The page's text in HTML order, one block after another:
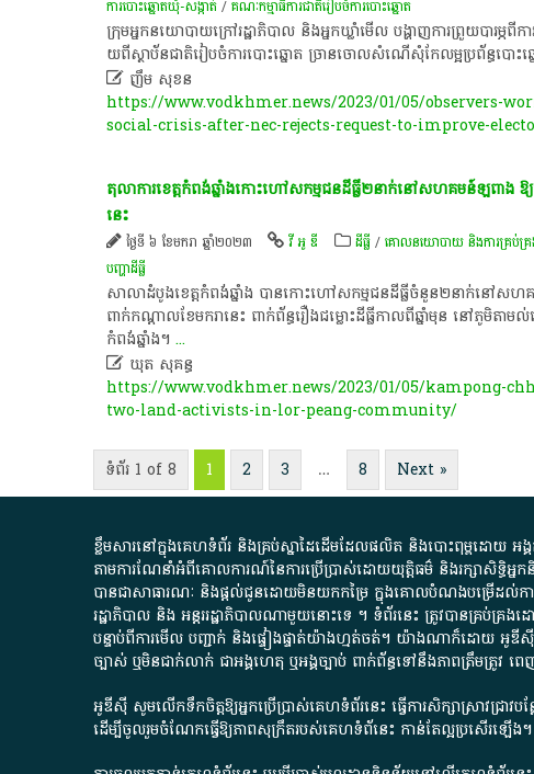
ការ​បោះ​ឆ្នោត​ឃុំ​-សង្កាត់/គណៈកម្មាធិការជាតិរៀបចំការបោះឆ្នោត
ក្រុម​អ្នក​ន​យោបា​យ​ក្រៅ​រដ្ឋា​ភិ​បា​ល​ ​និង​​អ្ន​ក​ឃ្លាំមើ​ល​​ បង្ហាញការព្រួយបារម្ភពីក
យពីស្ថាប័ន​​​​ជា​​តិរៀ​ប​ចំ​​​ការបោះឆ្នោត ច្រានចោលសំណើសុំកែលម្អប្រព័ន្ធបោះឆ្ន
ញឹម សុខន
https://www.vodkhmer.news/2023/01/05/observers-
social-crisis-after-nec-rejects-request-to-improve-
តុលាការខេត្តកំពង់ឆ្នាំងកោះហៅសកម្មជនដីធ្លី២នាក់នៅសហគមន៍ឡពាង
នេះ
ថ្ងៃទី ៦ ខែមករា ឆ្នាំ២០២៣ វី អូ ឌី ដីធ្លី/គោលនយោបាយ និង​ការគ្រប់គ្រ
បញ្ហា​ដី​ធ្លី​
សាលាដំបូង​​ខេត្ត​កំពង់ឆ្នាំង បាន​កោះ​ហៅសកម្មជន​ដីធ្លី​ចំនួន២នាក់​នៅសហ
ពាក់​កណ្ដាល​ខែ​មករានេះ ពាក់​ព័ន្ធ​រឿង​ជម្លោះដីធ្លី​កាល​ពី​ឆ្នាំមុន ​នៅ​ភូមិ​តា
កំពង់​ឆ្នាំង។ ...
ឃុត សុគន្ធ
https://www.vodkhmer.news/2023/01/05/kampong-
two-land-activists-in-lor-peang-community/
ទំព័រ 1 of 8 1 2 3 … 8 Next »
ខ្លឹមសារ​នៅ​ក្នុង​គេហទំព័រ និង​គ្រប់​ស្នា​ដៃ​ដើម​ដែល​ផលិត​ និង​បោះពុម្ព​ដោយ​ អង្
តាមការ​ណែនាំ​អំពី​គោលការណ៍​នៃ​ការ​ប្រើប្រាស់​ដោយ​យុត្តិធម៌​ និង​រក្សាសិទ្ធិអ្
បានជា​សាធារណៈ​ និង​ផ្តល់​ជូន​ដោយ​មិន​យក​កម្រៃ​ ក្នុង​គោលបំណង​បម្រើ​ដល់ការ​ផ្
រដ្ឋាភិបាល​ និង ​អន្តររដ្ឋាភិបាល​ណាមួយ​នោះ​ទេ ​។​ ទំព័រ​នេះ​ ត្រូវ​បាន​គ្រ
បន្ទាប់​ពី​ការ​មើល​ បញ្ជាក់​ និង​ផ្ទៀងផ្ទាត់​យ៉ាង​ហ្មត់ចត់​។​ យ៉ាងណា​ក៏​ដោយ​ អូ​ឌី​ស៊ី​
ច្បាស់​ ឬ​មិន​ជាក់លាក់​ ជា​អង្គហេតុ​ ឬ​អង្គច្បាប់​ ពាក់ព័ន្ធ​ទៅ​នឹង​ភាព​ត្រឹមត្
អូឌីស៊ី សូមលើកទឹកចិត្តឱ្យអ្នកប្រើប្រាស់គេហទំព័រនេះ ធ្វើការសិក្សាស្រាវជ្រាវ
ដើម្បីចូលរួមចំណែកធ្វើឱ្យភាពសុក្រឹតរបស់គេហទំព័នេះ កាន់តែល្អប្រសើរឡើង។